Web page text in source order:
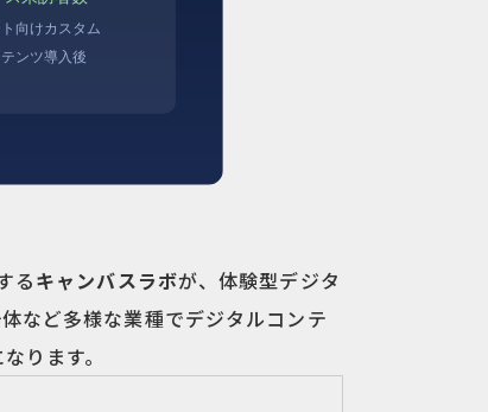
るキャンバスラボが、体験型デジタ
など多様な業種でデジタルコンテ
ります。